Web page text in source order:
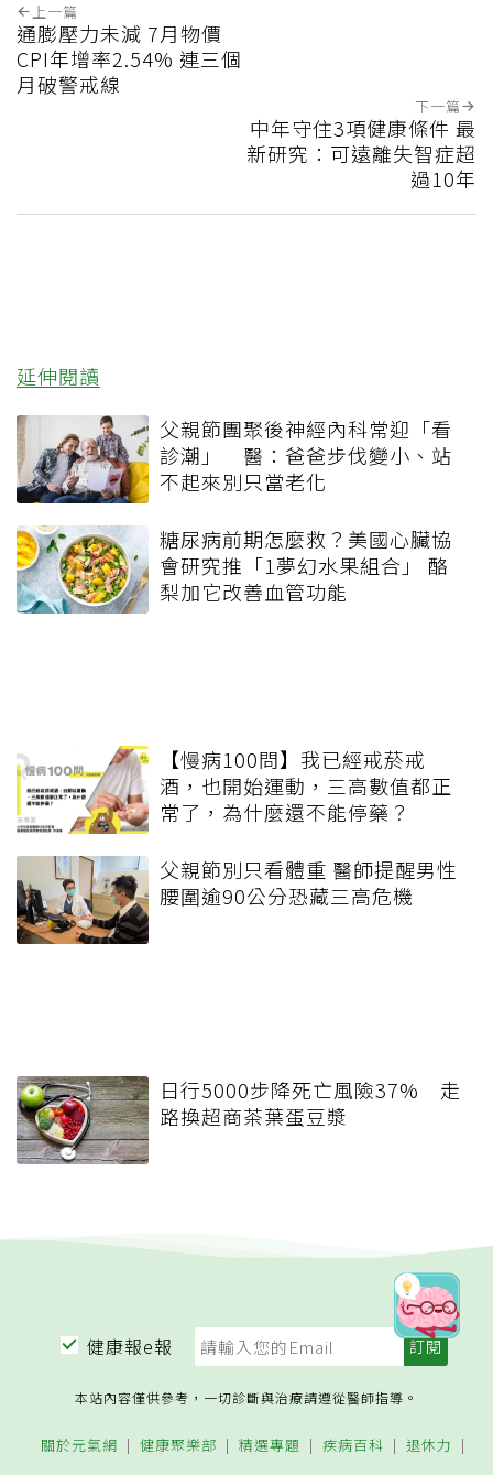
上一篇
通膨壓力未減 7月物價
CPI年增率2.54% 連三個
月破警戒線
下一篇
中年守住3項健康條件 最
新研究：可遠離失智症超
過10年
延伸閱讀
父親節團聚後神經內科常迎「看
診潮」 醫：爸爸步伐變小、站
不起來別只當老化
糖尿病前期怎麼救？美國心臟協
會研究推「1夢幻水果組合」 酪
梨加它改善血管功能
【慢病100問】我已經戒菸戒
酒，也開始運動，三高數值都正
常了，為什麼還不能停藥？
父親節別只看體重 醫師提醒男性
腰圍逾90公分恐藏三高危機
日行5000步降死亡風險37% 走
路換超商茶葉蛋豆漿
健康報e報
本站內容僅供參考，一切診斷與治療請遵從醫師指導。
關於元氣網 健康聚樂部 精選專題 疾病百科
退休力